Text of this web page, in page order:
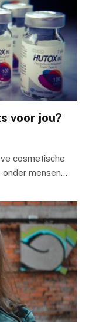
voor jou?
cosmetische
mensen…